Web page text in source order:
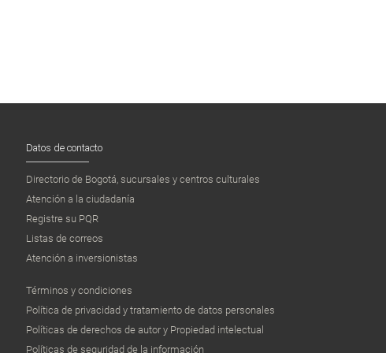
Datos de contacto
Directorio de Bogotá, sucursales y centros culturales
Atención a la ciudadanía
Registre su PQR
Listas de correos
Atención a inversionistas
Términos y condiciones
Política de privacidad y tratamiento de datos personales
Políticas de derechos de autor y Propiedad intelectual
Políticas de seguridad de la información